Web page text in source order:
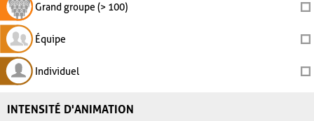
Grand groupe (> 100)
Équipe
Individuel
INTENSITÉ D'ANIMATION